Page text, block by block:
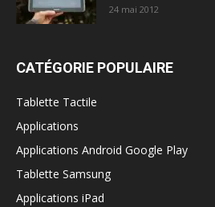
24 mai 2012
CATÉGORIE POPULAIRE
Tablette Tactile
Applications
Applications Android Google Play
Tablette Samsung
Applications iPad